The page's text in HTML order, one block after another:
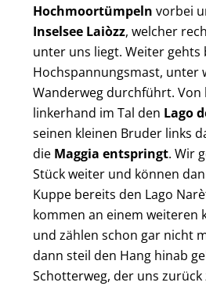
Hochmoortümpeln vorbei
Inselsee Laiòzz, welcher
unter uns liegt. Weiter gehts
Hochspannungsmast, unter
Wanderweg durchführt. Von
linkerhand im Tal den Lago
seinen kleinen Bruder links
die Maggia entspringt. Wir
Stück weiter und können
Kuppe bereits den Lago
kommen an einem weiteren
und zählen schon gar nicht
dann steil den Hang hinab
Schotterweg, der uns